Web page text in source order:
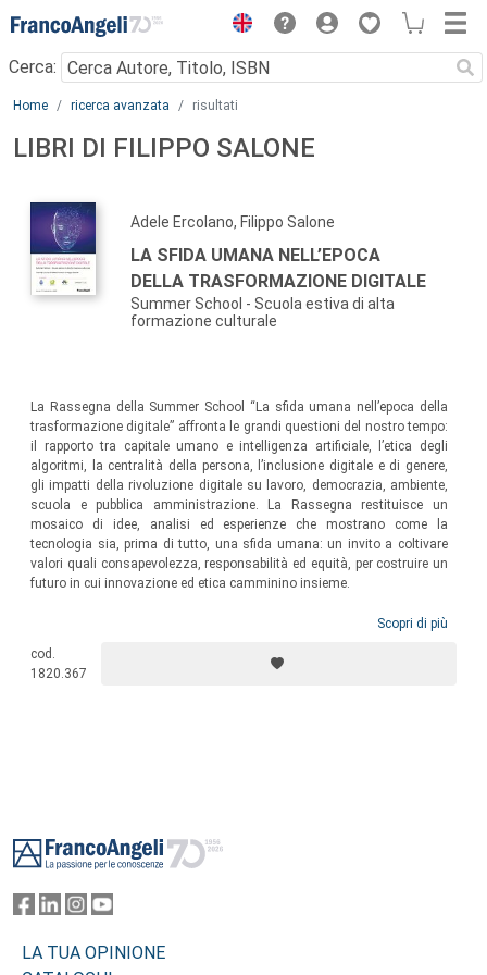
Menu
Cerca:
Main content
Home ricerca avanzata risultati
LIBRI DI FILIPPO SALONE
Adele Ercolano, Filippo Salone
LA SFIDA UMANA NELL’EPOCA
DELLA TRASFORMAZIONE DIGITALE
Summer School - Scuola estiva di alta
formazione culturale
La Rassegna della Summer School “La sfida umana nell’epoca della
trasformazione digitale” affronta le grandi questioni del nostro tempo:
il rapporto tra capitale umano e intelligenza artificiale, l’etica degli
algoritmi, la centralità della persona, l’inclusione digitale e di genere,
gli impatti della rivoluzione digitale su lavoro, democrazia, ambiente,
scuola e pubblica amministrazione. La Rassegna restituisce un
mosaico di idee, analisi ed esperienze che mostrano come la
tecnologia sia, prima di tutto, una sfida umana: un invito a coltivare
valori quali consapevolezza, responsabilità ed equità, per costruire un
futuro in cui innovazione ed etica camminino insieme.
Scopri di più
cod.
1820.367
LA TUA OPINIONE